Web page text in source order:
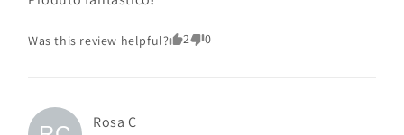
Was this review helpful? 2 0
Rosa C